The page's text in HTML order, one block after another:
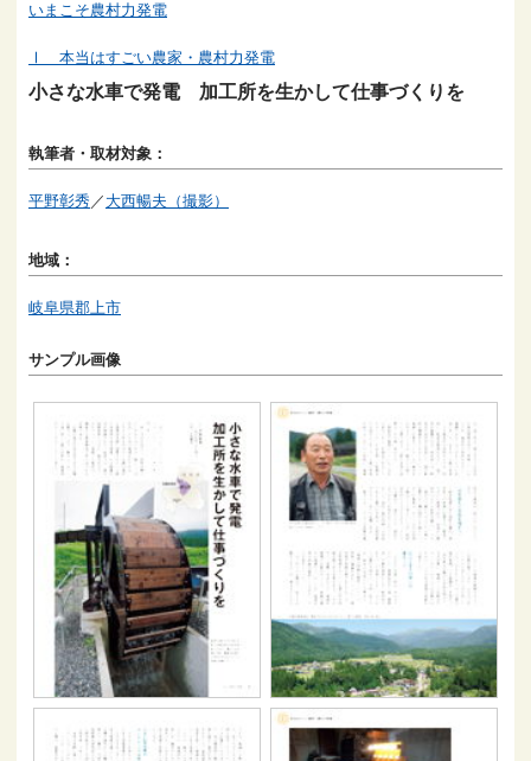
いまこそ農村力発電
Ⅰ 本当はすごい農家・農村力発電
小さな水車で発電 加工所を生かして仕事づくりを
執筆者・取材対象：
平野彰秀 ／ 大西暢夫（撮影）
地域：
岐阜県郡上市
サンプル画像